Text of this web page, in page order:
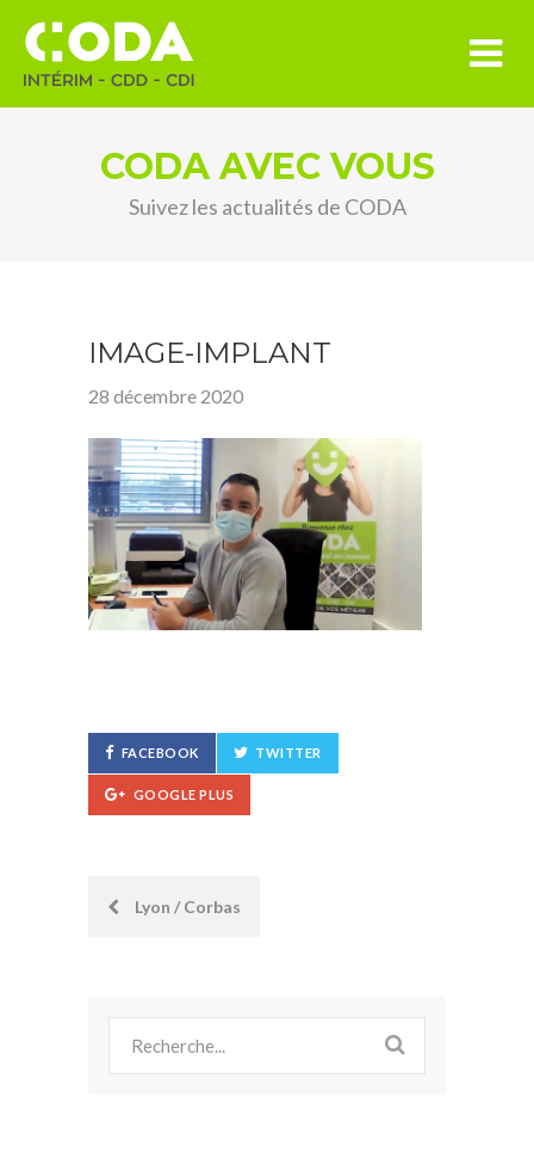
CODA AVEC VOUS
Suivez les actualités de CODA
IMAGE-IMPLANT
28 décembre 2020
FACEBOOK TWITTER
GOOGLE PLUS
PostLyon / Corbas